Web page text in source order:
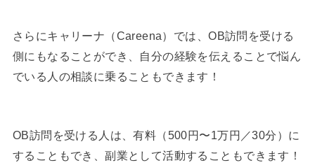
さらにキャリーナ（Careena）では、OB訪問を受ける
側にもなることができ、自分の経験を伝えることで悩ん
でいる人の相談に乗ることもできます！
OB訪問を受ける人は、有料（500円〜1万円／30分）に
することもでき、副業として活動することもできます！